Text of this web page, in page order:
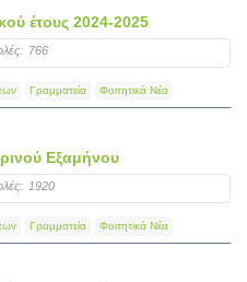
έτους 2024-2025
766
Γραμματεία Φοιτητικά Νέα
Εξαμήνου
1920
Γραμματεία Φοιτητικά Νέα